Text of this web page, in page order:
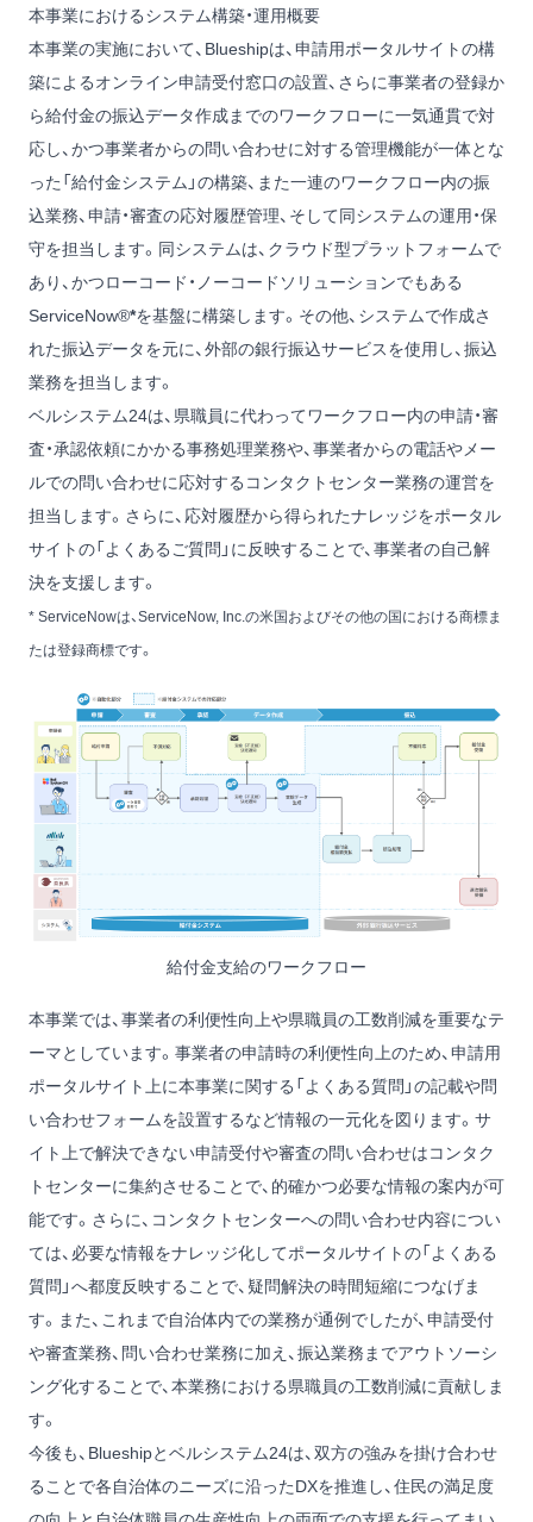
本事業におけるシステム構築・運用概要
本事業の実施において、Blueshipは、申請用ポータルサイトの構
築によるオンライン申請受付窓口の設置、さらに事業者の登録か
ら給付金の振込データ作成までのワークフローに一気通貫で対
応し、かつ事業者からの問い合わせに対する管理機能が一体とな
った「給付金システム」の構築、また一連のワークフロー内の振
込業務、申請・審査の応対履歴管理、そして同システムの運用・保
守を担当します。同システムは、クラウド型プラットフォームで
あり、かつローコード・ノーコードソリューションでもある
ServiceNow®*を基盤に構築します。その他、システムで作成さ
れた振込データを元に、外部の銀行振込サービスを使用し、振込
業務を担当します。
ベルシステム24は、県職員に代わってワークフロー内の申請・審
査・承認依頼にかかる事務処理業務や、事業者からの電話やメー
ルでの問い合わせに応対するコンタクトセンター業務の運営を
担当します。さらに、応対履歴から得られたナレッジをポータル
サイトの「よくあるご質問」に反映することで、事業者の自己解
決を支援します。
* ServiceNowは、ServiceNow, Inc.の米国およびその他の国における商標ま
たは登録商標です。
給付金支給のワークフロー
本事業では、事業者の利便性向上や県職員の工数削減を重要なテ
ーマとしています。事業者の申請時の利便性向上のため、申請用
ポータルサイト上に本事業に関する「よくある質問」の記載や問
い合わせフォームを設置するなど情報の一元化を図ります。サ
イト上で解決できない申請受付や審査の問い合わせはコンタク
トセンターに集約させることで、的確かつ必要な情報の案内が可
能です。さらに、コンタクトセンターへの問い合わせ内容につい
ては、必要な情報をナレッジ化してポータルサイトの「よくある
質問」へ都度反映することで、疑問解決の時間短縮につなげま
す。また、これまで自治体内での業務が通例でしたが、申請受付
や審査業務、問い合わせ業務に加え、振込業務までアウトソーシ
ング化することで、本業務における県職員の工数削減に貢献しま
す。
今後も、Blueshipとベルシステム24は、双方の強みを掛け合わせ
ることで各自治体のニーズに沿ったDXを推進し、住民の満足度